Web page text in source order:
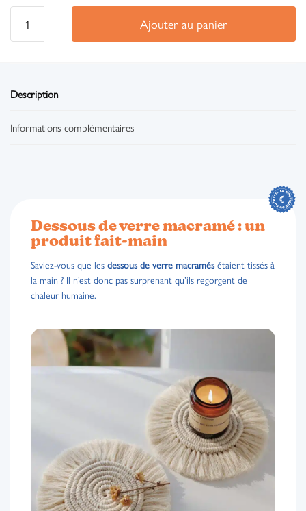
Ajouter au panier
Description
Informations complémentaires
Dessous de verre macramé : un
produit fait-main
Saviez-vous que les dessous de verre macramés étaient tissés à
la main ? Il n’est donc pas surprenant qu’ils regorgent de
chaleur humaine.